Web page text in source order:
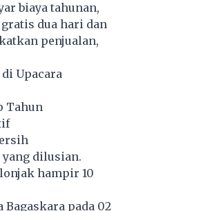
biaya tahunan,
dua hari dan
penjualan,
Upacara
Tahun
yang dilusian.
hampir 10
pada 02